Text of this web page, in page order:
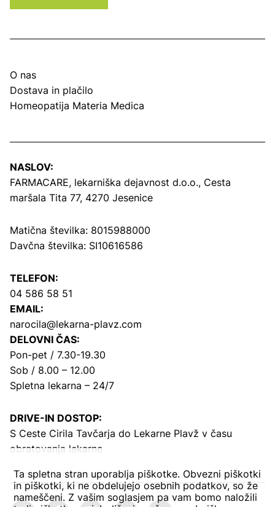
O nas
Dostava in plačilo
Homeopatija Materia Medica
NASLOV:
FARMACARE, lekarniška dejavnost d.o.o., Cesta
maršala Tita 77, 4270 Jesenice
Matična številka: 8015988000
Davčna številka: SI10616586
TELEFON:
04 586 58 51
EMAIL:
narocila@lekarna-plavz.com
DELOVNI ČAS:
Pon-pet / 7.30-19.30
Sob / 8.00 – 12.00
Spletna lekarna – 24/7
DRIVE-IN DOSTOP:
S Ceste Cirila Tavčarja do Lekarne Plavž v času
obratovanja lekarne
Ta spletna stran uporablja piškotke. Obvezni piškotki
in piškotki, ki ne obdelujejo osebnih podatkov, so že
nameščeni. Z vašim soglasjem pa vam bomo naložili